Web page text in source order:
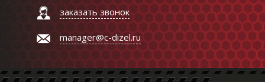
заказать звонок
manager@c-dizel.ru